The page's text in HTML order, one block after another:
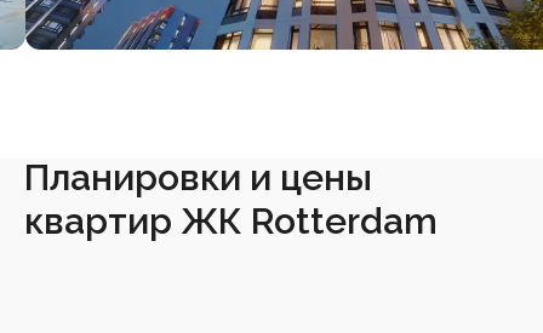
Планировки и цены
квартир ЖК Rotterdam